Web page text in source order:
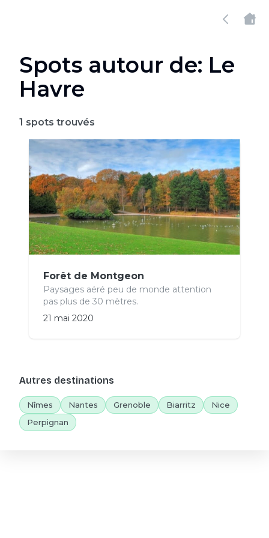
Spots autour de: Le
Havre
1 spots trouvés
Forêt de Montgeon
Paysages aéré peu de monde attention
pas plus de 30 mètres.
21 mai 2020
Autres destinations
Nîmes Nantes Grenoble Biarritz
Nice
Perpignan